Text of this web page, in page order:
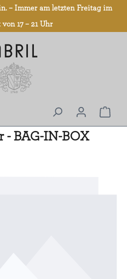
– Immer am letzten Freitag im
17 – 21 Uhr
- BAG-IN-BOX